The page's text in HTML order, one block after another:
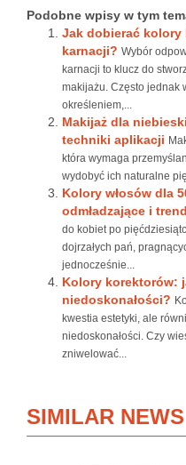
Podobne wpisy w tym
Jak dobierać kolory
karnacji? Wybór
karnacji to klucz do
makijażu. Często jednak
określeniem,...
Makijaż dla
techniki aplikacji
która wymaga
wydobyć ich naturalne
Kolory włosów dla
odmładzające i
do kobiet po
dojrzałych pań,
jednocześnie...
Kolory korektorów:
niedoskonałości?
kwestia estetyki, ale
niedoskonałości. Czy
zniwelować...
SIMILAR NEWS